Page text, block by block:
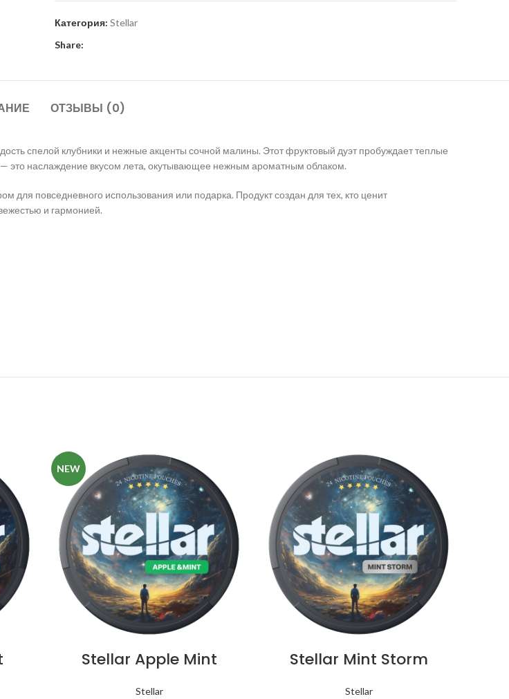
Категория: Stellar
Share:
ОТЗЫВЫ (0)
спелой клубники и нежные акценты сочной малины. Этот фруктовый дуэт пробуждает теплые
это наслаждение вкусом лета, окутывающее нежным ароматным облаком.
повседневного использования или подарка. Продукт создан для тех, кто ценит
и гармонией.
NEW
Stellar Apple Mint
Stellar
Stellar Mint Storm
Stellar